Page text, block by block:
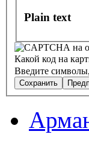
Plain text
Какой код на
Введите